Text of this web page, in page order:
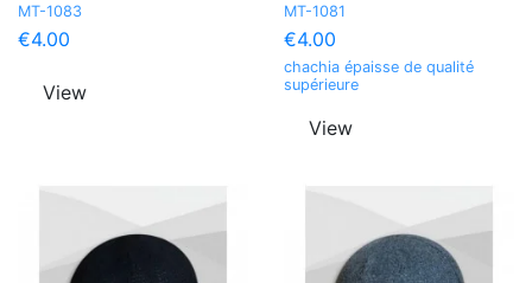
MT-1083
€4.00
View
MT-1081
€4.00
chachia épaisse de qualité
supérieure
View